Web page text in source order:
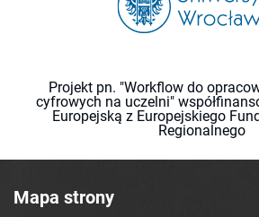
Projekt pn. "Workflow do
cyfrowych na uczelni"
Europejską z Europejskiego
Regionalnego
Mapa strony